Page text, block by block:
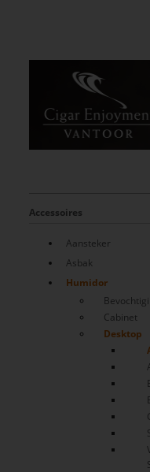
Accessoires
Aansteker
Asbak
Humidor
Cabinet
Desktop